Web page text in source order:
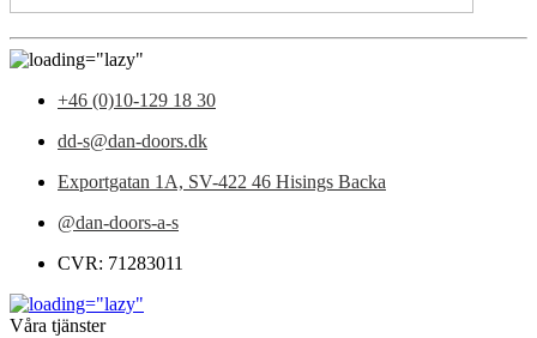
+46 (0)10-129 18 30
dd-s@dan-doors.dk
Exportgatan 1A, SV-422 46 Hisings Backa
@dan-doors-a-s
CVR: 71283011
Våra tjänster